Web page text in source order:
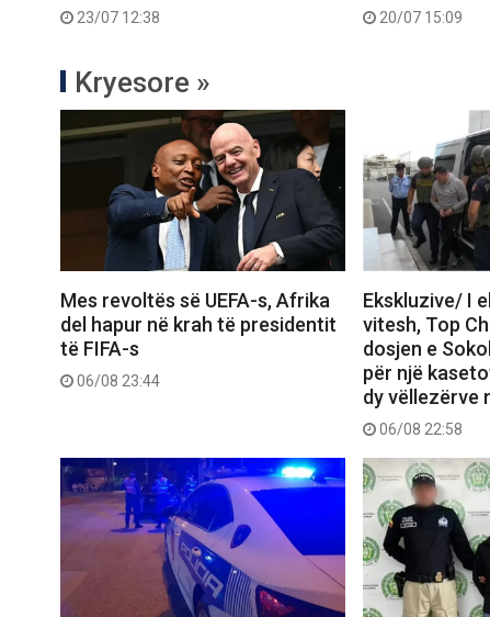
23/07 12:38 20/07 15:09
Kryesore »
Mes revoltës së UEFA-s, Afrika
del hapur në krah të presidentit
të FIFA-s
06/08 23:44
Ekskluzive/ I
vitesh, Top
dosjen e
për një
dy vëllezërve
06/08 22:58